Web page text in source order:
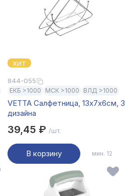
ХИТ
844-055
ЕКБ >1000 МСК >1000 ВЛД >1000
VETTA Салфетница, 13х7х6см, 3
дизайна
39,45 ₽ /шт.
В корзину мин. 12